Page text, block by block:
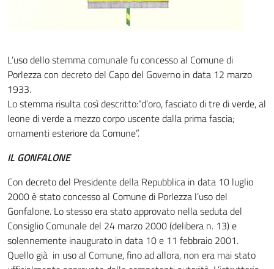
L’uso dello stemma comunale fu concesso al Comune di
Porlezza con decreto del Capo del Governo in data 12 marzo
1933.
Lo stemma risulta così descritto:”d’oro, fasciato di tre di verde, al
leone di verde a mezzo corpo uscente dalla prima fascia;
ornamenti esteriore da Comune”.
IL GONFALONE
Con decreto del Presidente della Repubblica in data 10 luglio
2000 è stato concesso al Comune di Porlezza l’uso del
Gonfalone. Lo stesso era stato approvato nella seduta del
Consiglio Comunale del 24 marzo 2000 (delibera n. 13) e
solennemente inaugurato in data 10 e 11 febbraio 2001.
Quello già in uso al Comune, fino ad allora, non era mai stato